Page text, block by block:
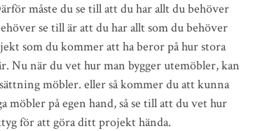
måste du se till att du har allt du behöver
se till är att du har allt som du behöver
som du kommer att ha beror på hur stora
Nu när du vet hur man bygger utemöbler, kan
möbler. eller så kommer du att kunna
möbler på egen hand, så se till att du vet hur
för att göra ditt projekt hända.